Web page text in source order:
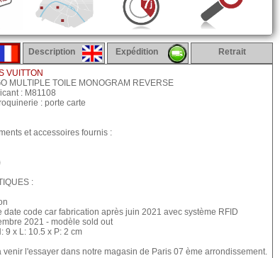
Description Expédition Retrait
VUITTON
MULTIPLE TOILE MONOGRAM REVERSE
: M81108
: porte carte
et accessoires fournis :
:
date code car fabrication après juin 2021 avec système RFID
2021 - modèle sold out
9 x L: 10.5 x P: 2 cm
venir l'essayer dans notre magasin de Paris 07 ème arrondissement.